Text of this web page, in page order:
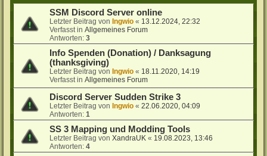
SSM Discord Server online
Letzter Beitrag von Ingwio « 13.12.2024, 22:32
Verfasst inAllgemeines Forum
Antworten:3
Info Spenden (Donation) / Danksagung
(thanksgiving)
Letzter Beitrag von Ingwio « 18.11.2020, 14:19
Verfasst inAllgemeines Forum
Discord Server Sudden Strike 3
Letzter Beitrag von Ingwio «22.06.2020, 04:09
Antworten:1
SS 3 Mapping und Modding Tools
Letzter Beitrag vonXandraUK « 19.08.2023, 13:46
Antworten:4